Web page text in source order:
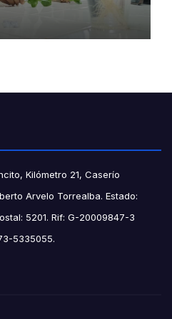
Kilómetro 21, Caserío
Arvelo Torrealba. Estado:
5201. Rif: G-20009847-3
5335055.